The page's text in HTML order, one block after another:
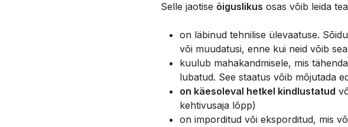
Selle jaotise õiguslikus osas võib leida
on läbinud tehnilise ülevaatuse.
või muudatusi, enne kui neid võib
kuulub mahakandmisele, mis
lubatud. See staatus võib mõjutada
on käesoleval hetkel kindlustatud
kehtivusaja lõpp)
on imporditud või eksporditud, mis